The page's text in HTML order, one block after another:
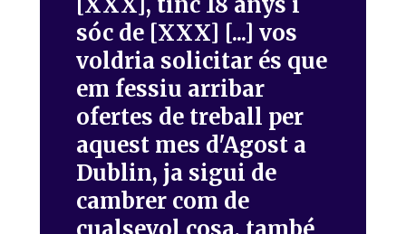
sóc de [XXX] [...] vos
voldria solicitar és que
em fessiu arribar
ofertes de treball per
aquest mes d'Agost a
Dublin, ja sigui de
cambrer com de